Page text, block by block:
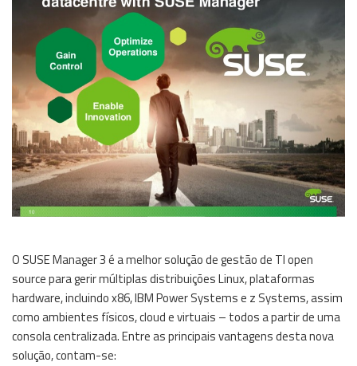
O SUSE Manager 3 é a melhor solução de gestão de TI open
source para gerir múltiplas distribuições Linux, plataformas
hardware, incluindo x86, IBM Power Systems e z Systems, assim
como ambientes físicos, cloud e virtuais – todos a partir de uma
consola centralizada. Entre as principais vantagens desta nova
solução, contam-se: